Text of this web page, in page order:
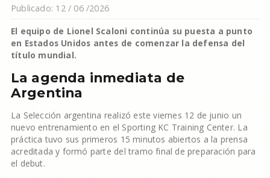
Publicado: 12 / 06 /2026
El equipo de Lionel Scaloni continúa su puesta a punto
en Estados Unidos antes de comenzar la defensa del
título mundial.
La agenda inmediata de
Argentina
La Selección argentina realizó este viernes 12 de junio un
nuevo entrenamiento en el Sporting KC Training Center. La
práctica tuvo sus primeros 15 minutos abiertos a la prensa
acreditada y formó parte del tramo final de preparación para
el debut.